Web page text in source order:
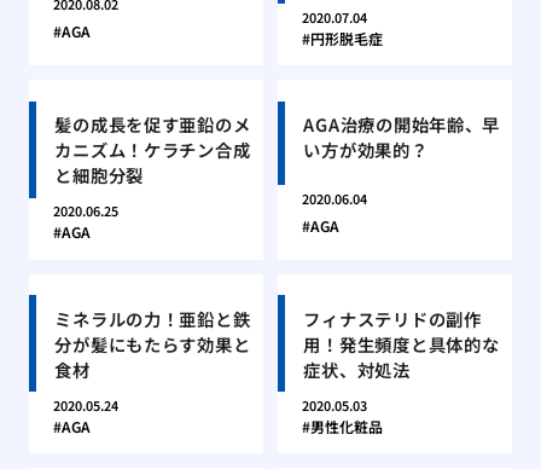
2020.08.02
AGA
2020.07.04
円形脱毛症
髪の成長を促す亜鉛のメ
カニズム！ケラチン合成
と細胞分裂
2020.06.25
AGA
AGA治療の開始年齢、早
い方が効果的？
2020.06.04
AGA
ミネラルの力！亜鉛と鉄
分が髪にもたらす効果と
食材
2020.05.24
AGA
フィナステリドの副作
用！発生頻度と具体的な
症状、対処法
2020.05.03
男性化粧品